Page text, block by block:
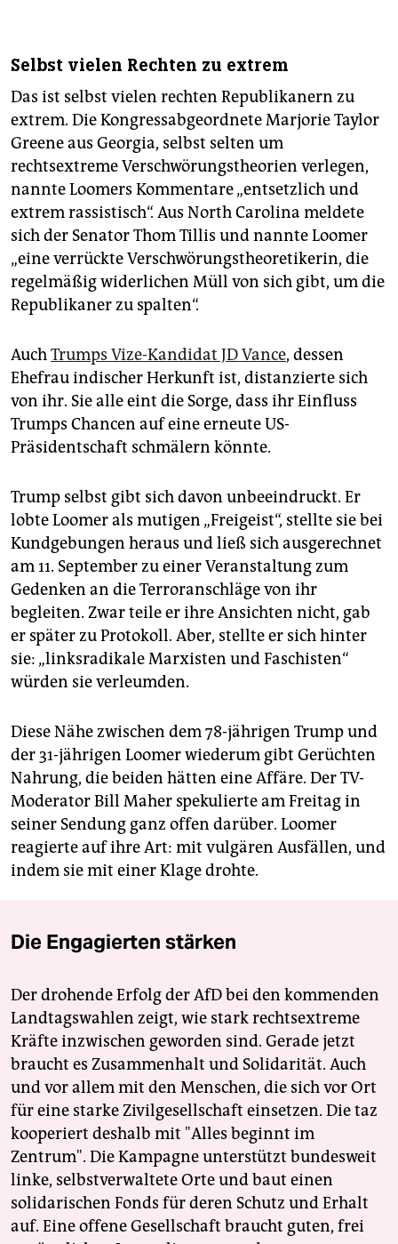
Selbst vielen Rechten zu extrem
Das ist selbst vielen rechten Republikanern zu
extrem. Die Kongressabgeordnete Marjorie Taylor
Greene aus Georgia, selbst selten um
rechtsextreme Verschwörungstheorien verlegen,
nannte Loomers Kommentare „entsetzlich und
extrem rassistisch“. Aus North Carolina meldete
sich der Senator Thom Tillis und nannte Loomer
„eine verrückte Verschwörungstheoretikerin, die
regelmäßig widerlichen Müll von sich gibt, um die
Republikaner zu spalten“.
AuchTrumps Vize-Kandidat JD Vance, dessen
Ehefrau indischer Herkunft ist, distanzierte sich
von ihr. Sie alle eint die Sorge, dass ihr Einfluss
Trumps Chancen auf eine erneute US-
Präsidentschaft schmälern könnte.
Trump selbst gibt sich davon unbeeindruckt. Er
lobte Loomer als mutigen „Freigeist“, stellte sie bei
Kundgebungen heraus und ließ sich ausgerechnet
am 11. September zu einer Veranstaltung zum
Gedenken an die Terroranschläge von ihr
begleiten. Zwar teile er ihre Ansichten nicht, gab
er später zu Protokoll. Aber, stellte er sich hinter
sie: „linksradikale Marxisten und Faschisten“
würden sie verleumden.
Diese Nähe zwischen dem 78-jährigen Trump und
der 31-jährigen Loomer wiederum gibt Gerüchten
Nahrung, die beiden hätten eine Affäre. Der TV-
Moderator Bill Maher spekulierte am Freitag in
seiner Sendung ganz offen darüber. Loomer
reagierte auf ihre Art: mit vulgären Ausfällen, und
indem sie mit einer Klage drohte.
Die Engagierten stärken
Der drohende Erfolg der AfD bei den kommenden
Landtagswahlen zeigt, wie stark rechtsextreme
Kräfte inzwischen geworden sind. Gerade jetzt
braucht es Zusammenhalt und Solidarität. Auch
und vor allem mit den Menschen, die sich vor Ort
für eine starke Zivilgesellschaft einsetzen. Die taz
kooperiert deshalb mit "Alles beginnt im
Zentrum". Die Kampagne unterstützt bundesweit
linke, selbstverwaltete Orte und baut einen
solidarischen Fonds für deren Schutz und Erhalt
auf. Eine offene Gesellschaft braucht guten, frei